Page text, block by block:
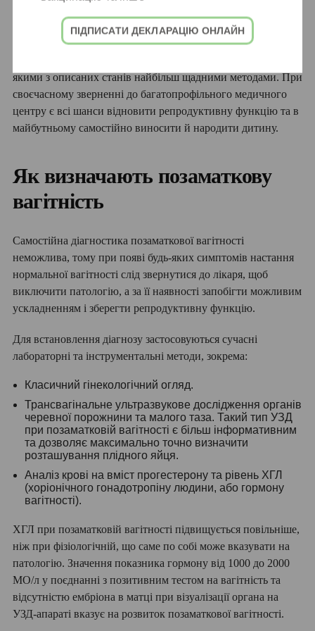
вагітностей при імплантації плодового яйця в
черевній порожнині або переміщенні його туди після
трубного аборту.
якими з описаних станів найбільш щадними методами. При
своєчасному зверненні до багатопрофільного медичного
центру є всі шанси відновити репродуктивну функцію та в
майбутньому самостійно виносити й народити дитину.
Як визначають позаматкову
вагітність
Самостійна діагностика позаматкової вагітності
неможлива, тому при появі будь-яких симптомів настання
нормальної вагітності слід звернутися до лікаря, щоб
виключити патологію, а за її наявності запобігти можливим
ускладненням і зберегти репродуктивну функцію.
Для встановлення діагнозу застосовуються сучасні
лабораторні та інструментальні методи, зокрема:
Класичний гінекологічний огляд.
Трансвагінальне ультразвукове дослідження органів
черевної порожнини та малого таза. Такий тип УЗД
при позаматковій вагітності є більш інформативним
та дозволяє максимально точно визначити
розташування плідного яйця.
Аналіз крові на вміст прогестерону та рівень ХГЛ
(хоріонічного гонадотропіну людини, або гормону
вагітності).
ХГЛ при позаматковій вагітності підвищується повільніше,
ніж при фізіологічній, що саме по собі може вказувати на
патологію. Значення показника гормону від 1000 до 2000
МО/л у поєднанні з позитивним тестом на вагітність та
відсутністю ембріона в матці при візуалізації органа на
УЗД-апараті вказує на розвиток позаматкової вагітності.
ПІДПИСАТИ ДЕКЛАРАЦІЮ ОНЛАЙН